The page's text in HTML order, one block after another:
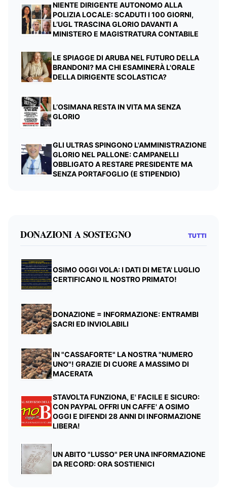
NIENTE DIRIGENTE AUTONOMO ALLA
POLIZIA LOCALE: SCADUTI I 100 GIORNI,
L’UGL TRASCINA GLORIO DAVANTI A
MINISTERO E MAGISTRATURA CONTABILE
LE SPIAGGE DI ARUBA NEL FUTURO DELLA
BRANDONI? MA CHI ESAMINERÀ L'ORALE
DELLA DIRIGENTE SCOLASTICA?
L’OSIMANA RESTA IN VITA MA SENZA
GLORIO
GLI ULTRAS SPINGONO L'AMMINISTRAZIONE
GLORIO NEL PALLONE: CAMPANELLI
OBBLIGATO A RESTARE PRESIDENTE MA
SENZA PORTAFOGLIO (E STIPENDIO)
DONAZIONI A SOSTEGNO TUTTI
OSIMO OGGI VOLA: I DATI DI META' LUGLIO
CERTIFICANO IL NOSTRO PRIMATO!
DONAZIONE = INFORMAZIONE: ENTRAMBI
SACRI ED INVIOLABILI
IN "CASSAFORTE" LA NOSTRA "NUMERO
UNO"! GRAZIE DI CUORE A MASSIMO DI
MACERATA
STAVOLTA FUNZIONA, E' FACILE E SICURO:
CON PAYPAL OFFRI UN CAFFE' A OSIMO
OGGI E DIFENDI 28 ANNI DI INFORMAZIONE
LIBERA!
UN ABITO "LUSSO" PER UNA INFORMAZIONE
DA RECORD: ORA SOSTIENICI